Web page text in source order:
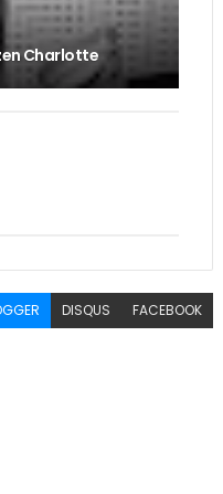
Charlotte
DISQUS FACEBOOK